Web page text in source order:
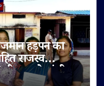
हड़पने की
राजस्व
के गंभीर